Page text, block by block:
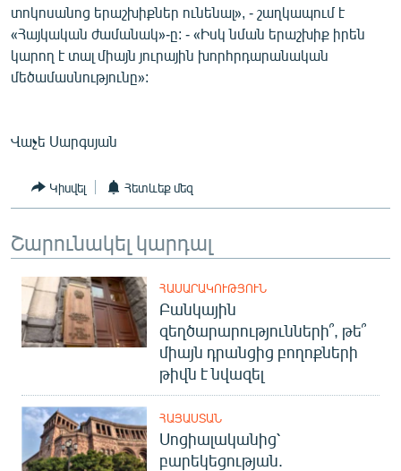
տոկոսանոց երաշխիքներ ունենալ», - շաղկապում է
«Հայկական ժամանակ»-ը: - «Իսկ նման երաշխիք իրեն
կարող է տալ միայն յուրային խորհրդարանական
մեծամասնությունը»:
Վաչե Սարգսյան
Կիսվել Հետևեք մեզ
Շարունակել կարդալ
ՀԱՍԱՐԱԿՈՒԹՅՈՒՆ
Բանկային
զեղծարարությունների՞, թե՞
միայն դրանցից բողոքների
թիվն է նվազել
ՀԱՅԱՍՏԱՆ
Սոցիալականից՝
բարեկեցության.